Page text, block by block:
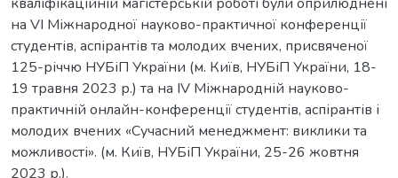
на VI Міжнародної науково-практичної конференції
студентів, аспірантів та молодих вчених, присвяченої
125-річчю НУБіП України (м. Київ, НУБіП України, 18-
19 травня 2023 р.) та на IV Міжнародній науково-
практичній онлайн-конференції студентів, аспірантів і
молодих вчених «Сучасний менеджмент: виклики та
можливості». (м. Київ, НУБіП України, 25-26 жовтня
2023 р.).